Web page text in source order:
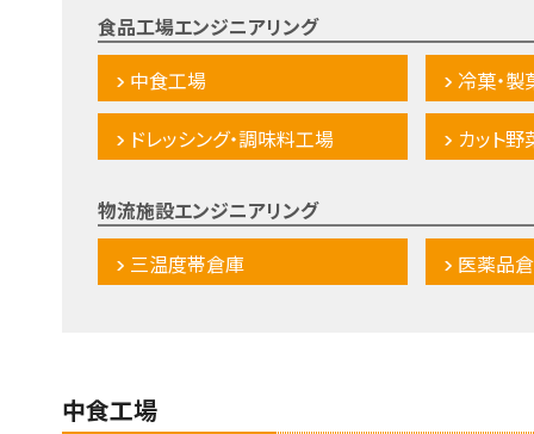
食品工場エンジニアリング
中食工場
冷菓・製
ドレッシング・調味料工場 カット
物流施設エンジニアリング
三温度帯倉庫
医薬品
中食工場